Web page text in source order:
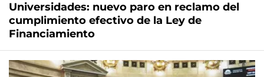
Universidades: nuevo paro en reclamo del
cumplimiento efectivo de la Ley de
Financiamiento